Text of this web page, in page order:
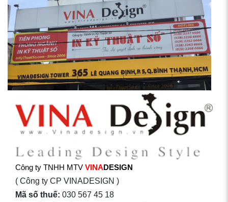
Công ty TNHH MTV VINADESIGN
( Công ty CP VINADESIGN )
Mã số thuế: 030 567 45 18